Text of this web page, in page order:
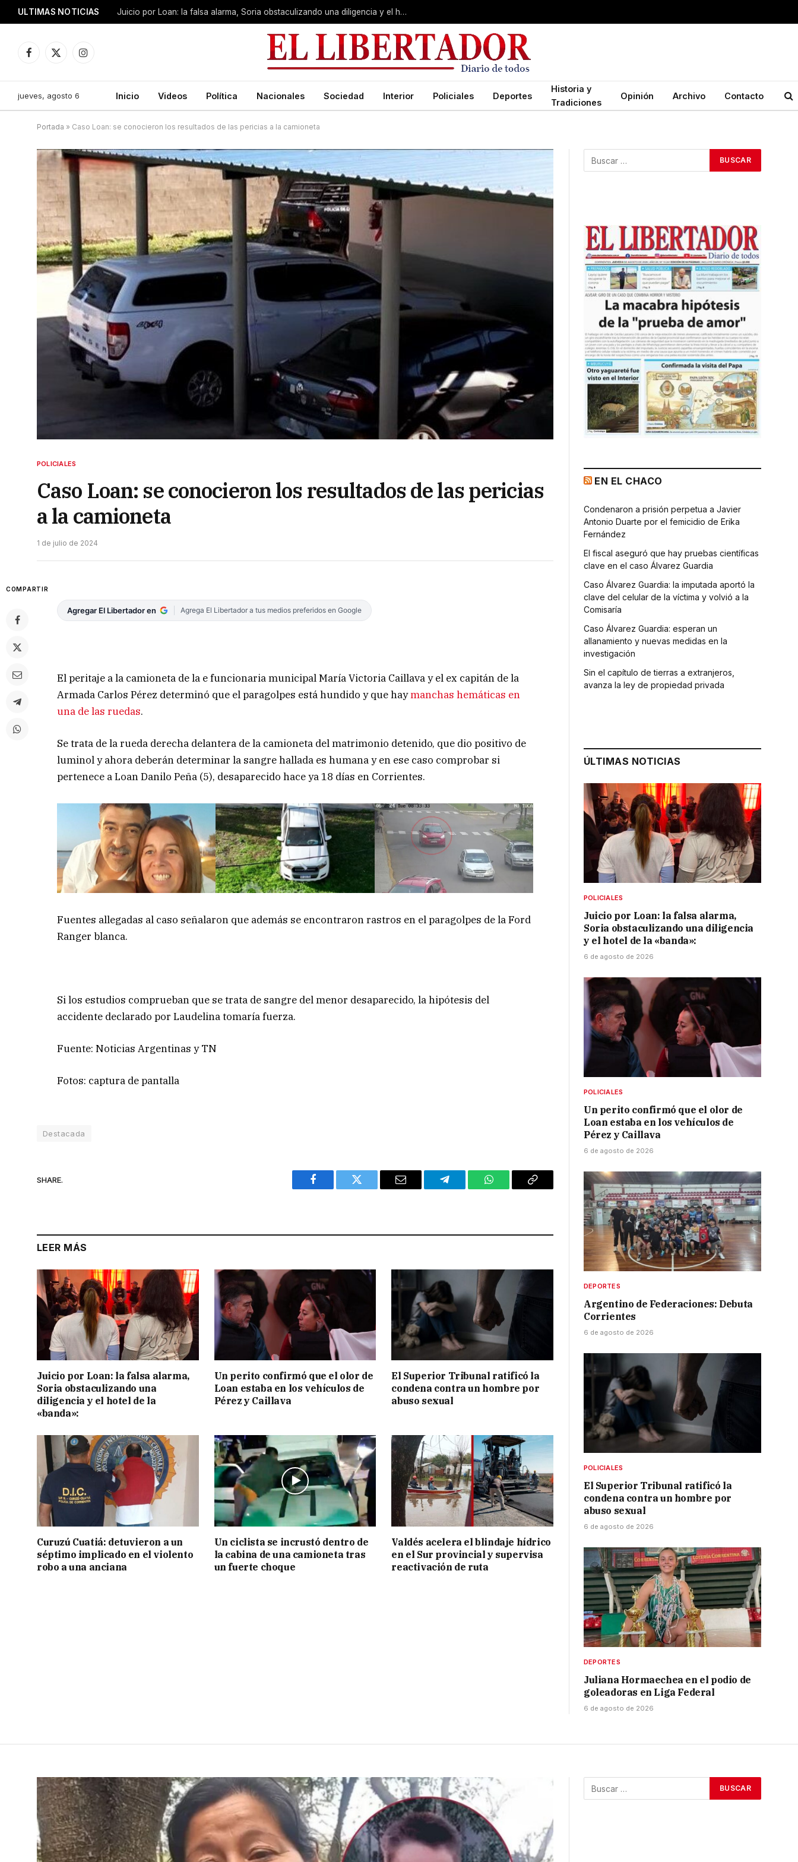
ULTIMAS NOTICIAS Juicio por Loan: la falsa alarma, Soria obstaculizando una diligencia y el hotel de la «banda»:
Facebook
X
Instagram
jueves, agosto 6 Inicio Videos Política Nacionales Sociedad Interior Policiales Deportes
Historia y
Tradiciones
Opinión Archivo Contacto
Portada » Caso Loan: se conocieron los resultados de las pericias a la camioneta
POLICIALES
Caso Loan: se conocieron los resultados de las pericias
a la camioneta
1 de julio de 2024
COMPARTIR
Agregar El Libertador en Agrega El Libertador a tus medios preferidos en Google
El peritaje a la camioneta de la e funcionaria municipal María Victoria Caillava y el ex capitán de la
Armada Carlos Pérez determinó que el paragolpes está hundido y que haymanchas hemáticas en
una de las ruedas.
Se trata de la rueda derecha delantera de la camioneta del matrimonio detenido, que dio positivo de
luminol y ahora deberán determinar la sangre hallada es humana y en ese caso comprobar si
pertenece a Loan Danilo Peña (5), desaparecido hace ya 18 días en Corrientes.
Fuentes allegadas al caso señalaron que además se encontraron rastros en el paragolpes de la Ford
Ranger blanca.
Si los estudios comprueban que se trata de sangre del menor desaparecido, la hipótesis del
accidente declarado por Laudelina tomaría fuerza.
Fuente: Noticias Argentinas y TN
Fotos: captura de pantalla
Destacada
SHARE.
Facebook Twitter Email Telegram WhatsAppCopy
LEER MÁS
Juicio por Loan: la falsa alarma,
Soria obstaculizando una
diligencia y el hotel de la
«banda»:
Un perito confirmó que el olor de
Loan estaba en los vehículos de
Pérez y Caillava
El Superior Tribunal ratificó la
condena contra un hombre por
abuso sexual
Curuzú Cuatiá: detuvieron a un
séptimo implicado en el violento
robo a una anciana
Un ciclista se incrustó dentro de
la cabina de una camioneta tras
un fuerte choque
Valdés acelera el blindaje hídrico
en el Sur provincial y supervisa
reactivación de ruta
EN EL CHACO
Condenaron a prisión perpetua a Javier
Antonio Duarte por el femicidio de Erika
Fernández
El fiscal aseguró que hay pruebas científicas
clave en el caso Álvarez Guardia
Caso Álvarez Guardia: la imputada aportó la
clave del celular de la víctima y volvió a la
Comisaría
Caso Álvarez Guardia: esperan un
allanamiento y nuevas medidas en la
investigación
Sin el capítulo de tierras a extranjeros,
avanza la ley de propiedad privada
ÚLTIMAS NOTICIAS
POLICIALES
Juicio por Loan: la falsa alarma,
Soria obstaculizando una diligencia
y el hotel de la «banda»:
6 de agosto de 2026
POLICIALES
Un perito confirmó que el olor de
Loan estaba en los vehículos de
Pérez y Caillava
6 de agosto de 2026
DEPORTES
Argentino de Federaciones: Debuta
Corrientes
6 de agosto de 2026
POLICIALES
El Superior Tribunal ratificó la
condena contra un hombre por
abuso sexual
6 de agosto de 2026
DEPORTES
Juliana Hormaechea en el podio de
goleadoras en Liga Federal
6 de agosto de 2026